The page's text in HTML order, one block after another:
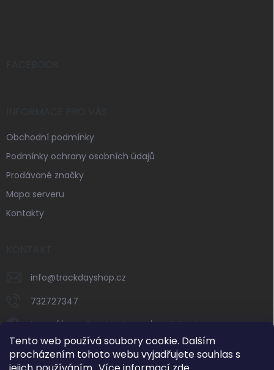
Tento web používá soubory cookie. Dalším
procházením tohoto webu vyjadřujete souhlas s
Obchodní podmínky
Podmínky ochrany osobních údajů
Prodávané značky
Mapa serveru
Kontakty
info@trackdayshop.cz
732727347
https://www.facebook.com/trackdayshop
trackdayshop